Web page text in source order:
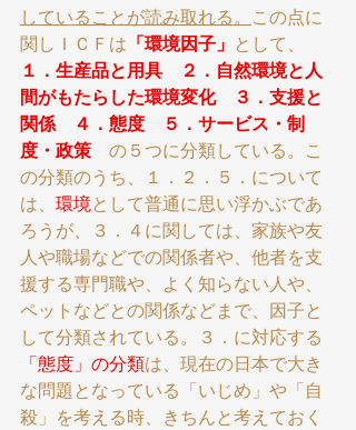
していることが読み取れる。
この点に
関しＩＣＦは 「環境因子」 として、
１．生産品と用具　２．自然環境と人
間がもたらした環境変化　３．支援と
関係　４．態度　５．サービス・制
度・政策 の５つに分類している。こ
の分類のうち、１．２．５．について
は、 環境として普通に思い浮かぶであ
ろうが、３．４に関しては、家族や友
人や職場などでの関係者や、他者を支
援する専門職や、よく知らない人や、
ペットなどとの関係などまで、因子と
して分類されている。３．に対応する
「態度」の分類は、現在の日本で大き
な問題となっている「いじめ」や「自
殺」を考える時、きちんと考えておく